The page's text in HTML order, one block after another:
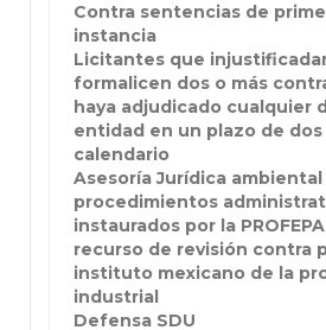
Contra sentencias de
instancia
Licitantes que
formalicen dos o más
haya adjudicado cualquier
entidad en un plazo de dos
calendario
Asesoría Jurídica
procedimientos
instaurados por la PROFEPA
recurso de revisión contra
instituto mexicano de la
industrial
Defensa SDU